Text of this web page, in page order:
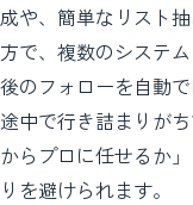
成や、簡単なリスト
方で、複数のシステ
後のフォローを自動
途中で行き詰まりが
からプロに任せるか
りを避けられます。